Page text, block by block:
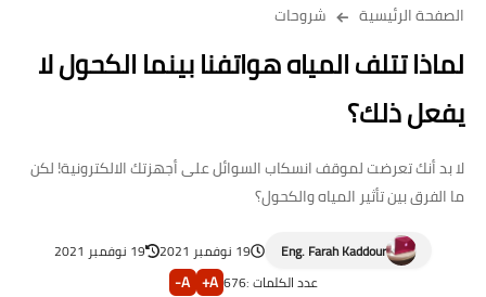
الصفحة الرئيسية شروحات
لماذا تتلف المياه هواتفنا بينما الكحول لا
يفعل ذلك؟
لا بد أنك تعرضت لموقف انسكاب السوائل على أجهزتك الالكترونية! لكن
ما الفرق بين تأثير المياه والكحول؟
Eng. Farah Kaddour 19 نوفمبر 2021
19 نوفمبر 2021
عدد الكلمات :676
A+
A-